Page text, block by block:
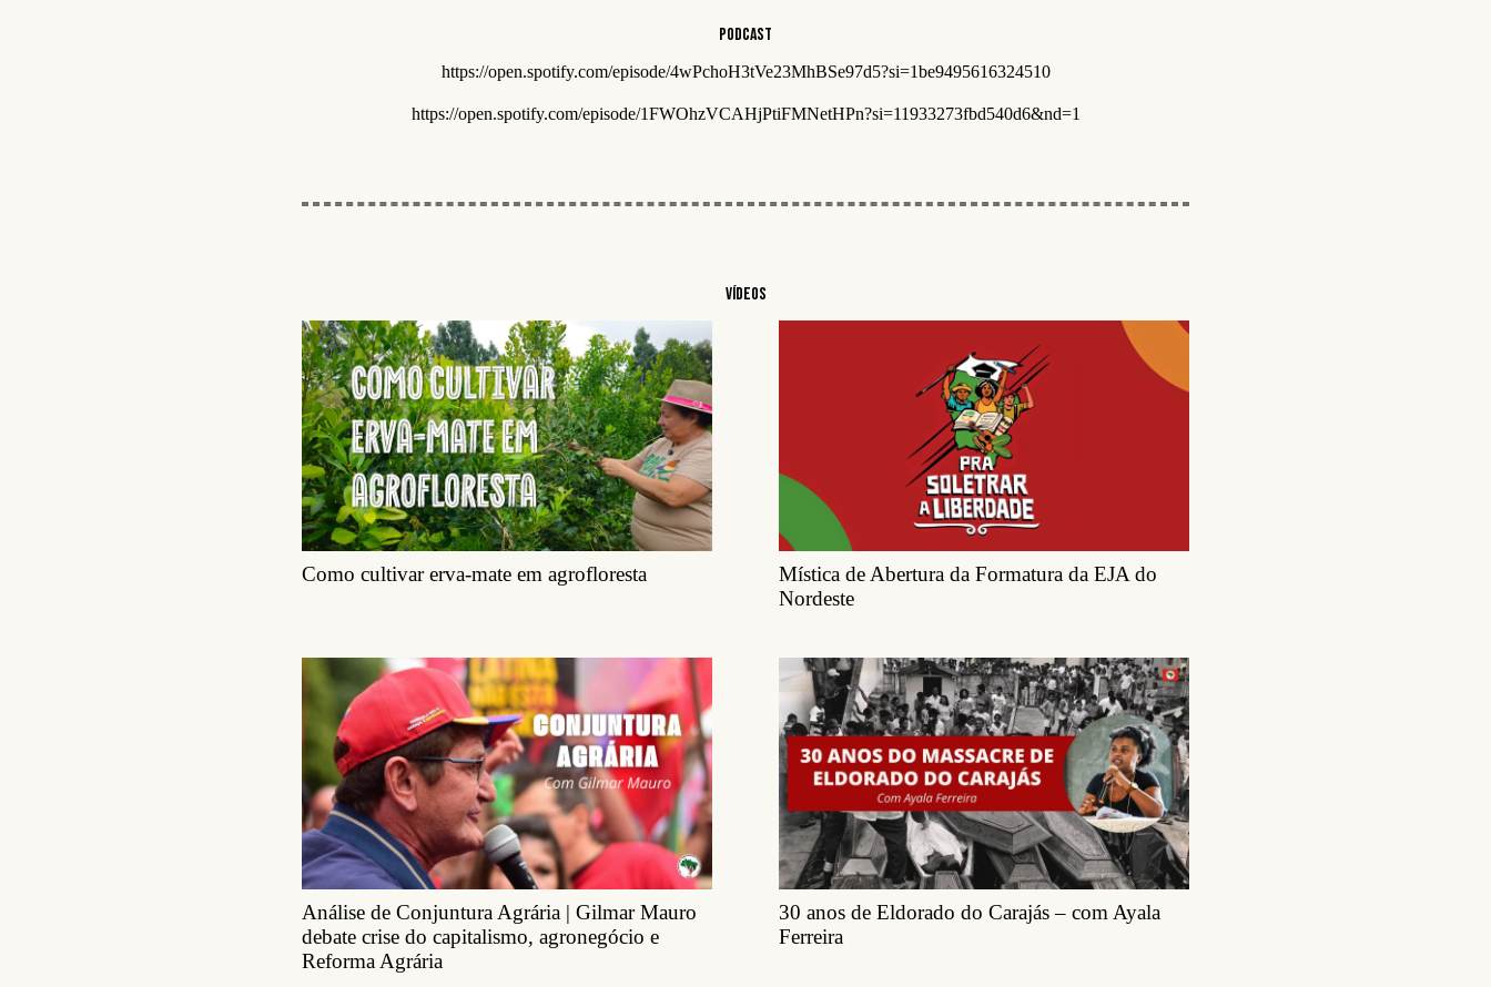
Podcast
https://open.spotify.com/episode/4wPchoH3tVe23MhBSe97d5?si=1be9495616324510
https://open.spotify.com/episode/1FWOhzVCAHjPtiFMNetHPn?si=11933273fbd540d6&nd=1
Vídeos
Como cultivar erva-mate em agrofloresta
Mística de Abertura da Formatura da EJA do
Nordeste
Análise de Conjuntura Agrária | Gilmar Mauro
debate crise do capitalismo, agronegócio e
Reforma Agrária
30 anos de Eldorado do Carajás – com Ayala
Ferreira